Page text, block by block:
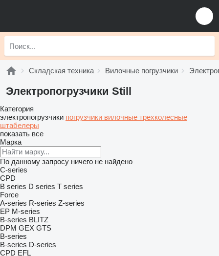
Складская техника Вилочные погрузчики
Электропогрузчики Still
Категория
электропогрузчики погрузчики вилочные трехколесные
штабелеры
показать все
Марка
По данному запросу ничего не найдено
C-series
CPD
B series D series T series
Force
A-series R-series Z-series
EP M-series
B-series BLITZ
DPM GEX GTS
B-series
B-series D-series
CPD EFL